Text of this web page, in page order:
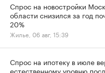
Спрос на новостройки
области снизился за год
20%
Жилье, 06 авг, 15:39
Спрос на ипотеку в июле
естественному уровню